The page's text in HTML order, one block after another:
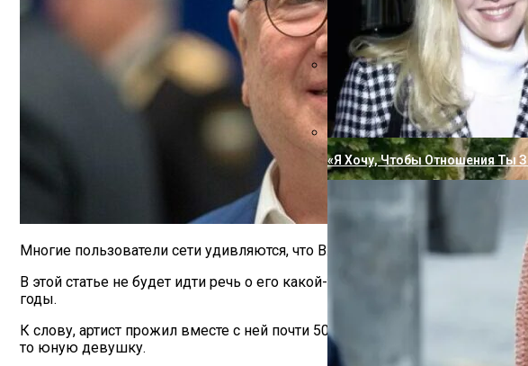
Вперевые Не Сдержал Эмоций,
«Я Хочу, Чтобы Отношения Ты
Многие пользователи сети удивляются, что Владимир Винокур за свои
В этой статье не будет идти речь о его какой-то позиции жизненной.
годы.
К слову, артист прожил вместе с ней почти 50 лет. Владимир в каждом
то юную девушку.